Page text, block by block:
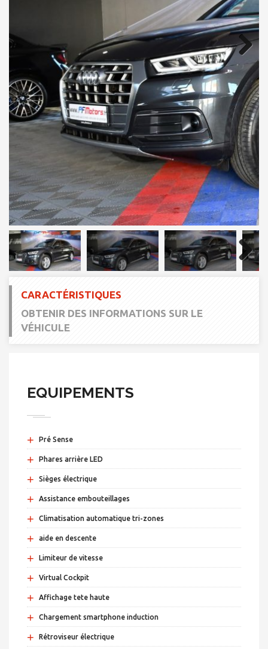
Next
Next
CARACTÉRISTIQUES
OBTENIR DES INFORMATIONS SUR LE
VÉHICULE
EQUIPEMENTS
+ Pré Sense
+ Phares arrière LED
+ Sièges électrique
+ Assistance embouteillages
+ Climatisation automatique tri-zones
+ aide en descente
+ Limiteur de vitesse
+ Virtual Cockpit
+ Affichage tete haute
+ Chargement smartphone induction
+ Rétroviseur électrique